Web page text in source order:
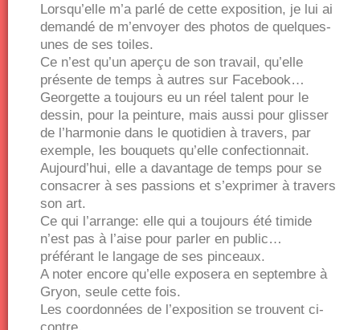
Lorsqu’elle m’a parlé de cette exposition, je lui ai
demandé de m’envoyer des photos de quelques-
unes de ses toiles.
Ce n’est qu’un aperçu de son travail, qu’elle
présente de temps à autres sur Facebook…
Georgette a toujours eu un réel talent pour le
dessin, pour la peinture, mais aussi pour glisser
de l’harmonie dans le quotidien à travers, par
exemple, les bouquets qu’elle confectionnait.
Aujourd’hui, elle a davantage de temps pour se
consacrer à ses passions et s’exprimer à travers
son art.
Ce qui l’arrange: elle qui a toujours été timide
n’est pas à l’aise pour parler en public…
préférant le langage de ses pinceaux.
A noter encore qu’elle exposera en septembre à
Gryon, seule cette fois.
Les coordonnées de l’exposition se trouvent ci-